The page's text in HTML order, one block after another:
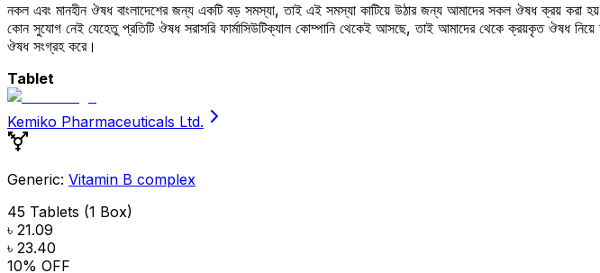
নকল এবং মানহীন ঔষধ বাংলাদেশের জন্য একটি বড় সমস্যা, তাই এই সমস্যা কাটিয়ে উঠার জন্য আমাদের সকল ঔষধ ক্রয় করা
কোন সুযোগ নেই যেহেতু প্রতিটি ঔষধ সরাসরি ফার্মাসিউটিক্যাল কোম্পানি থেকেই আসছে, তাই আমাদের থেকে ক্রয়কৃত ঔষধ
ঔষধ সংগ্রহ করে।
Tablet
Kemiko Pharmaceuticals Ltd.
Generic: Vitamin B complex
45 Tablets (1 Box)
৳ 21.09
৳ 23.40
10% OFF